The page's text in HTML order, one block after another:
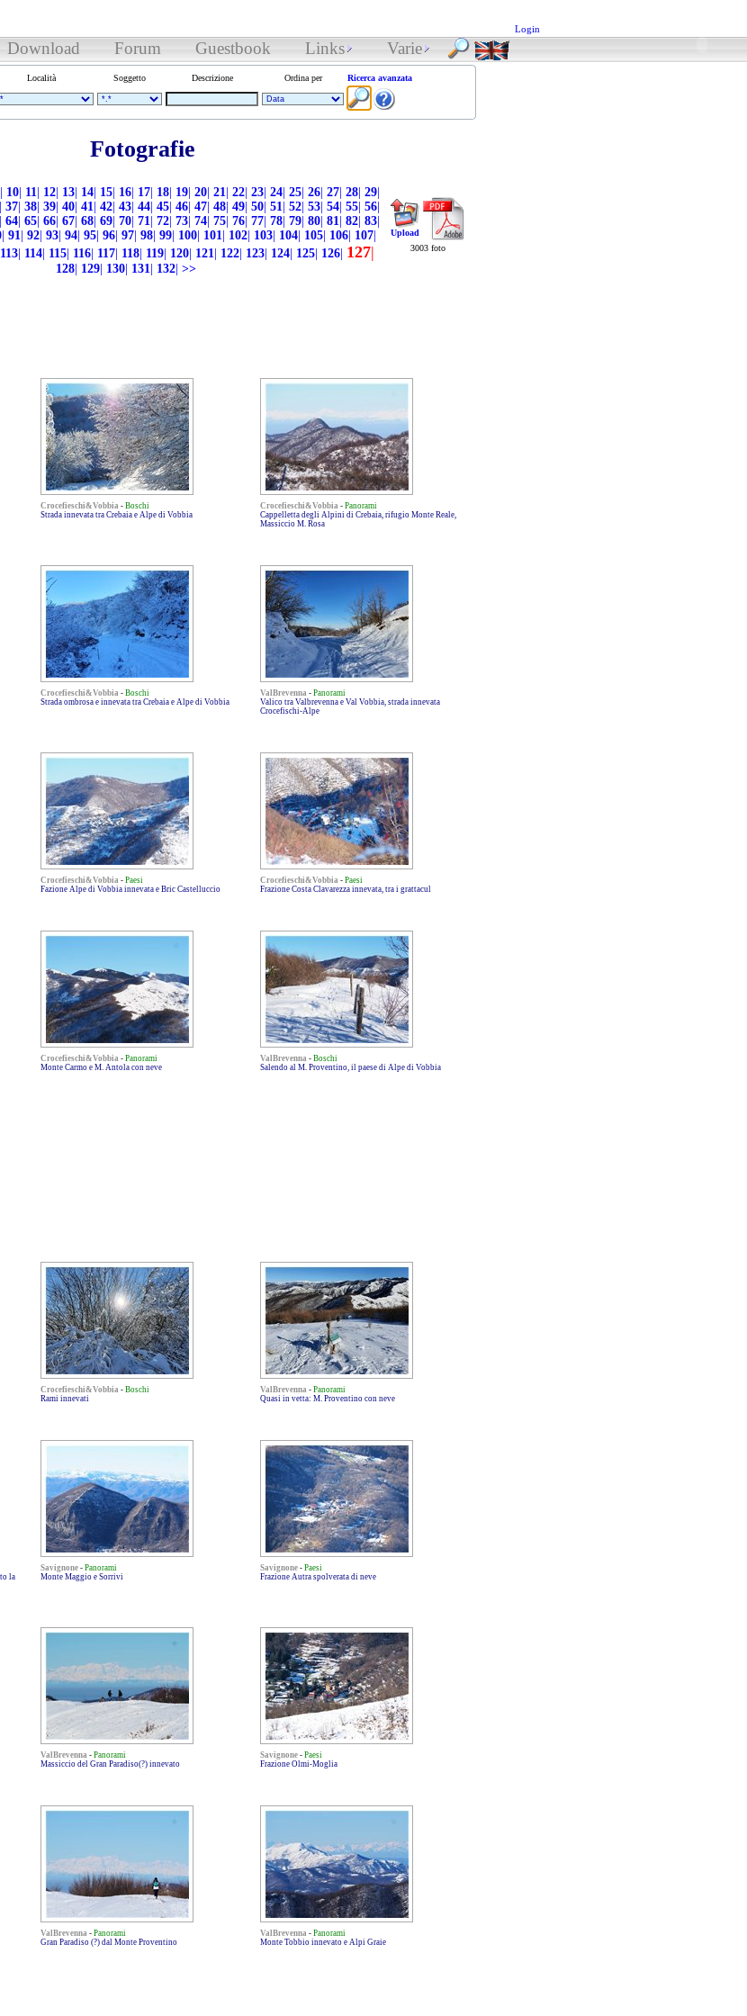
Login
Download Forum Guestbook Links Varie
Località Soggetto Descrizione Ordina per Ricerca avanzata
Fotografie
10 11 12 13 14 15 16 17 18 19 20 21 22 23 24 25 26 27 28 29
37| 38| 39| 40| 41| 42| 43| 44| 45| 46| 47| 48| 49| 50| 51| 52| 53| 54| 55| 56|
64| 65| 66| 67| 68| 69| 70| 71| 72| 73| 74| 75| 76| 77| 78| 79| 80| 81| 82| 83|
91 92 93 94 95 96 97 98 99 100 101 102 103 104 105 106 107
113 114 115 116 117 118 119 120 121 122 123 124 125 126 127|
128 129 130 131 132 >>
Upload
3003 foto
Crocefieschi&Vobbia - Boschi
Strada innevata tra Crebaia e Alpe di Vobbia
Crocefieschi&Vobbia - Panorami
Cappelletta degli Alpini di Crebaia, rifugio Monte Reale,
Massiccio M. Rosa
Crocefieschi&Vobbia - Boschi
Strada ombrosa e innevata tra Crebaia e Alpe di Vobbia
ValBrevenna - Panorami
Valico tra Valbrevenna e Val Vobbia, strada innevata
Crocefischi-Alpe
Crocefieschi&Vobbia - Paesi
Fazione Alpe di Vobbia innevata e Bric Castelluccio
Crocefieschi&Vobbia - Paesi
Frazione Costa Clavarezza innevata, tra i grattacul
Crocefieschi&Vobbia - Panorami
Monte Carmo e M. Antola con neve
ValBrevenna - Boschi
Salendo al M. Proventino, il paese di Alpe di Vobbia
Crocefieschi&Vobbia - Boschi
Rami innevati
ValBrevenna - Panorami
Quasi in vetta: M. Proventino con neve
la
Savignone - Panorami
Monte Maggio e Sorrivi
Savignone - Paesi
Frazione Autra spolverata di neve
ValBrevenna - Panorami
Massiccio del Gran Paradiso(?) innevato
Savignone - Paesi
Frazione Olmi-Moglia
ValBrevenna - Panorami
Gran Paradiso (?) dal Monte Proventino
ValBrevenna - Panorami
Monte Tobbio innevato e Alpi Graie